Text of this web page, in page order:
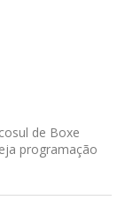
de Boxe
programação